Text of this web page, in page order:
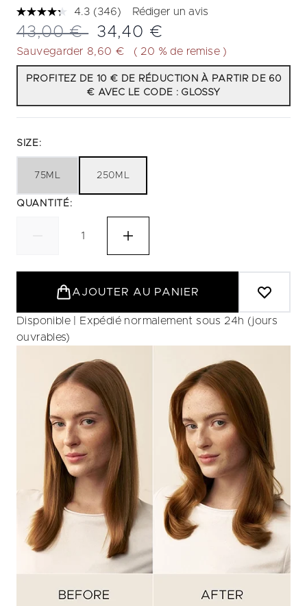
4.3 Lire
346
avis.
Lien
la
même
page.
(346) Rédiger un avis
Prix de vente :
43,00 € Prix ​​actuel :
34,40 €
Sauvegarder 8,60 € ( 20 % de remise )
PROFITEZ DE 10 € DE RÉDUCTION À PARTIR DE 60
€ AVEC LE CODE : GLOSSY
SIZE:
75ML 250ML
QUANTITÉ:
AJOUTER AU PANIER
Disponible | Expédié normalement sous 24h (jours
ouvrables)